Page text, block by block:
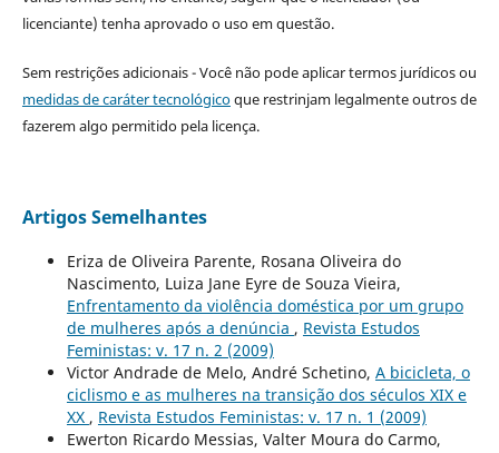
licenciante) tenha aprovado o uso em questão.
Sem restrições adicionais - Você não pode aplicar termos jurídicos ou
medidas de caráter tecnológicoque restrinjam legalmente outros de
fazerem algo permitido pela licença.
Artigos Semelhantes
Eriza de Oliveira Parente, Rosana Oliveira do
Nascimento, Luiza Jane Eyre de Souza Vieira,
Enfrentamento da violência doméstica por um grupo
de mulheres após a denúncia , Revista Estudos
Feministas: v. 17 n. 2 (2009)
Victor Andrade de Melo, André Schetino, A bicicleta, o
ciclismo e as mulheres na transição dos séculos XIX e
XX , Revista Estudos Feministas: v. 17 n. 1 (2009)
Ewerton Ricardo Messias, Valter Moura do Carmo,